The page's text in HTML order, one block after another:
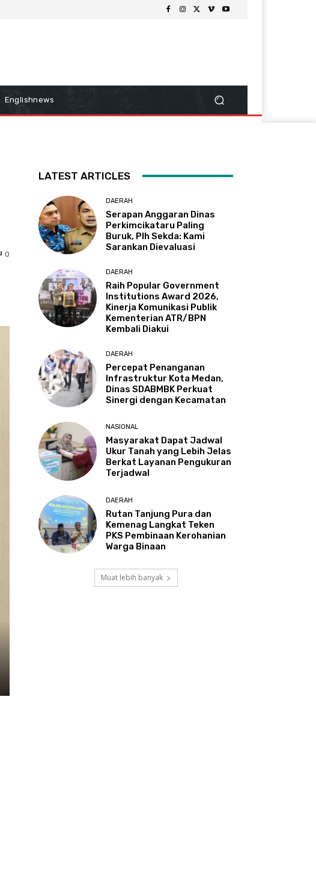
Englishnews
0
LATEST ARTICLES
DAERAH
Serapan Anggaran Dinas
Perkimcikataru Paling
Buruk, Plh Sekda: Kami
Sarankan Dievaluasi
DAERAH
Raih Popular Government
Institutions Award 2026,
Kinerja Komunikasi Publik
Kementerian ATR/BPN
Kembali Diakui
DAERAH
Percepat Penanganan
Infrastruktur Kota Medan,
Dinas SDABMBK Perkuat
Sinergi dengan Kecamatan
NASIONAL
Masyarakat Dapat Jadwal
Ukur Tanah yang Lebih Jelas
Berkat Layanan Pengukuran
Terjadwal
DAERAH
Rutan Tanjung Pura dan
Kemenag Langkat Teken
PKS Pembinaan Kerohanian
Warga Binaan
Muat lebih banyak